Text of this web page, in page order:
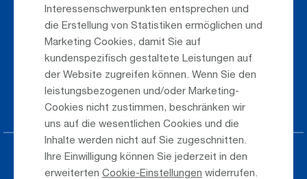
Interessenschwerpunkten entsprechen und
die Erstellung von Statistiken ermöglichen und
Marketing Cookies, damit Sie auf
kundenspezifisch gestaltete Leistungen auf
der Website zugreifen können. Wenn Sie den
leistungsbezogenen und/oder Marketing-
Cookies nicht zustimmen, beschränken wir
uns auf die wesentlichen Cookies und die
Inhalte werden nicht auf Sie zugeschnitten.
Ihre Einwilligung können Sie jederzeit in den
erweiterten Cookie-Einstellungen widerrufen.
Parken am Airport
Öffentlicher Verkehr
Taxi & Shuttle Transfer
Jobs & Karriere
Presse